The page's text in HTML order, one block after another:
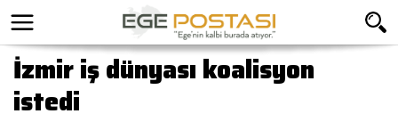
İzmir iş dünyası koalisyon
istedi